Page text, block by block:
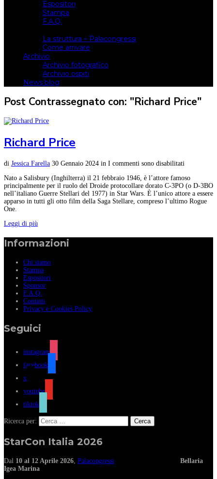
Espositori
Stampa
F.A.Q.
La struttura – Palacongressi
Come arrivare
Archivio
Archivio fotografico
Archivio ospiti
News blog
Post Contrassegnato con: "Richard Price"
Richard Price
di Jessica Farella 30 Gennaio 2024 in I commenti sono disabilitati
Nato a Salisbury (Inghilterra) il 21 febbraio 1946, è l’attore famoso
principalmente per il ruolo del Droide protocollare dorato C-3PO (o D-3BO
nell’italiano Guerre Stellari del 1977) in Star Wars. È l’unico attore a essere
apparso in tutti gli otto film della Saga Stellare, compreso l’ultimo Rogue
One.
Leggi di più
Informazioni
Chi siamo
Stampa
Espositori
Sponsor
F.A.Q.
Contatti
Privacy e Cookies Policy
Seguici
instagram
facebook
x
youtube
tiktok
Ricerca per:
StarCon Italia 2026
Dal 10 al 12 Aprile 2026 Palacongressi
Bellaria
Igea Marina